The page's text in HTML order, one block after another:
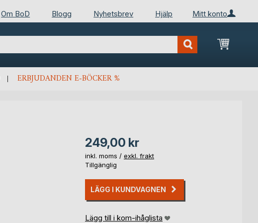
Mitt konto
Om BoD Blogg Nyhetsbrev Hjälp
Min
ERBJUDANDEN E-BÖCKER %
249,00 kr
inkl. moms / exkl. frakt
Tillgänglig
LÄGG I KUNDVAGNEN
Lägg till i kom-ihåglista